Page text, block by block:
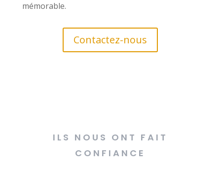
mémorable.
Contactez-nous
ILS NOUS ONT FAIT
CONFIANCE